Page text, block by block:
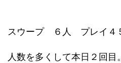
スウープ ６人 プレイ４
人数を多くして本日２回